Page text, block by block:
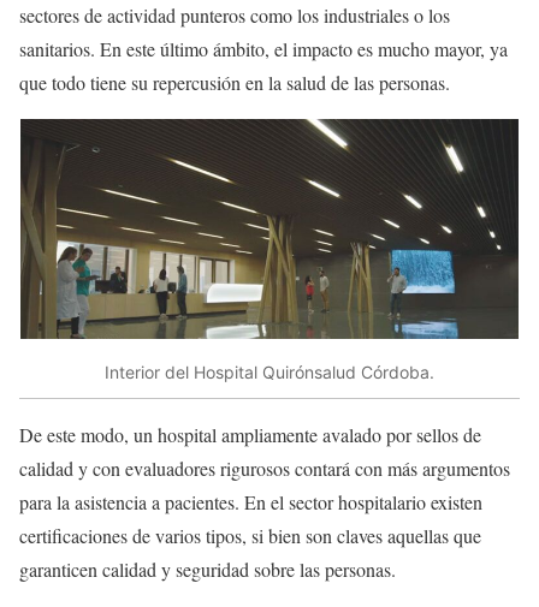
sectores de actividad punteros como los industriales o los
sanitarios. En este último ámbito, el impacto es mucho mayor, ya
que todo tiene su repercusión en la salud de las personas.
Interior del Hospital Quirónsalud Córdoba.
De este modo, un hospital ampliamente avalado por sellos de
calidad y con evaluadores rigurosos contará con más argumentos
para la asistencia a pacientes. En el sector hospitalario existen
certificaciones de varios tipos, si bien son claves aquellas que
garanticen calidad y seguridad sobre las personas.